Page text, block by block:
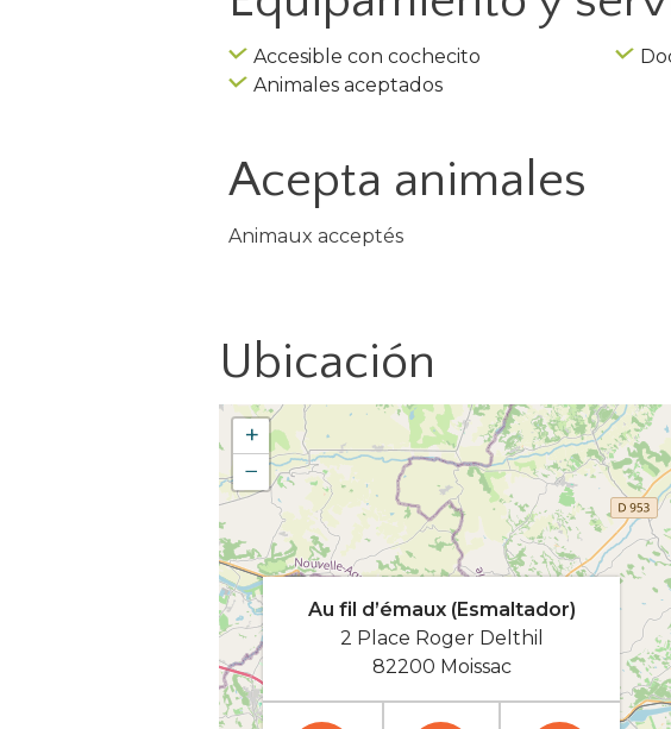
Accesible con cochecito
Animales aceptados
Acepta animales
Animaux acceptés
Ubicación
+
−
Au fil d’émaux (Esmaltador)
2 Place Roger Delthil
82200 Moissac